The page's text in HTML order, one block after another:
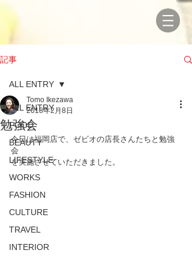
記事
ALL ENTRY
FOOD
BEAUTY
LIFESTYLE
WORKS
FASHION
CULTURE
TRAVEL
INTERIOR
ALL ENTRY
勉強会
Tomo Ikezawa
2018年2月8日
今日は福岡店で、ゼビオの店長さんたちと勉強
会
を実施させていただきました。